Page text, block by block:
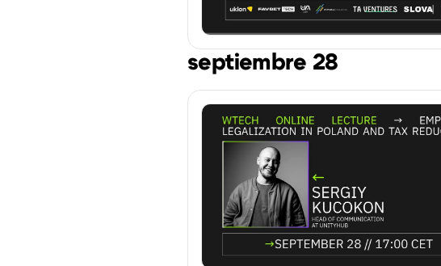
septiembre 28